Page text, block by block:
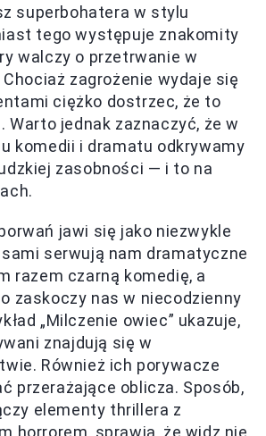
superbohatera w stylu
tego występuje znakomity
walczy o przetrwanie w
zagrożenie wydaje się
ciężko dostrzec, że to
Warto jednak zaznaczyć, że w
komedii i dramatu odkrywamy
zasobności — i to na
jawi się jako niezwykle
serwują nam dramatyczne
razem czarną komedię, a
zaskoczy nas w niecodzienny
„Milczenie owiec” ukazuje,
znajdują się w
Również ich porywacze
przerażające oblicza. Sposób,
elementy thrillera z
horrorem, sprawia, że widz nie